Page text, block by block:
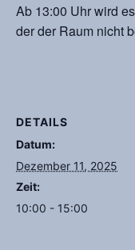
Ab 13:00 Uhr wird
der der Raum nicht
DETAILS
Datum:
Dezember 11, 2025
Zeit:
10:00 - 15:00